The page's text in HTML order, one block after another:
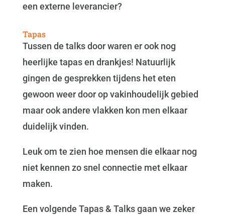
een externe leverancier?
Tapas
Tussen de talks door waren er ook nog
heerlijke tapas en drankjes! Natuurlijk
gingen de gesprekken tijdens het eten
gewoon weer door op vakinhoudelijk gebied
maar ook andere vlakken kon men elkaar
duidelijk vinden.
Leuk om te zien hoe mensen die elkaar nog
niet kennen zo snel connectie met elkaar
maken.
Een volgende Tapas & Talks gaan we zeker